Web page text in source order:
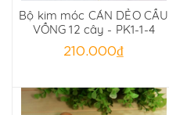
Bộ kim móc CÁN DẺO CẦU
VỒNG 12 cây - PK1-1-4
210.000₫